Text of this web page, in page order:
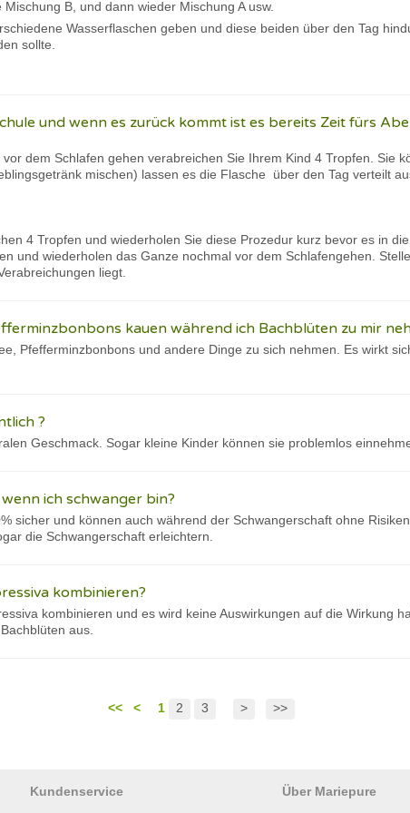
B, und dann wieder Mischung A usw.
Wasserflaschen geben und diese beiden über den Tag
sollte.
und wenn es zurück kommt ist es bereits Zeit fürs
dem Schlafen gehen verabreichen Sie Ihrem Kind 4 Tropfen. Sie
mischen) lassen es die Flasche über den Tag verteilt
4 Tropfen und wiederholen Sie diese Prozedur kurz bevor es in
und wiederholen das Ganze nochmal vor dem Schlafengehen.
liegt.
kauen während ich Bachblüten zu mir
Pfefferminzbonbons und andere Dinge zu sich nehmen. Es wirkt
?
Geschmack. Sogar kleine Kinder können sie problemlos
ich schwanger bin?
sicher und können auch während der Schwangerschaft ohne
die Schwangerschaft erleichtern.
kombinieren?
kombinieren und es wird keine Auswirkungen auf die Wirkung
aus.
<< < 1 2 3 > >>
Kundenservice Über Mariepure